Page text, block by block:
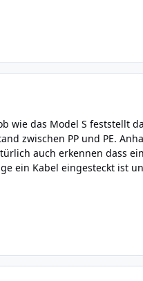
wie das Model S feststellt
zwischen PP und PE.
auch erkennen dass
ein Kabel eingesteckt ist